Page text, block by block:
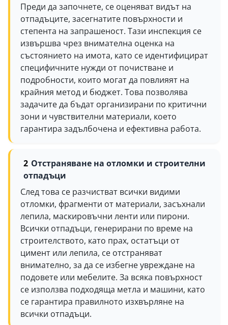
Преди да започнете, се оценяват видът на
отпадъците, засегнатите повърхности и
степента на запрашеност. Тази инспекция се
извършва чрез внимателна оценка на
състоянието на имота, като се идентифицират
специфичните нужди от почистване и
подробности, които могат да повлияят на
крайния метод и бюджет. Това позволява
задачите да бъдат организирани по критични
зони и чувствителни материали, което
гарантира задълбочена и ефективна работа.
Отстраняване на отломки и строителни
отпадъци
След това се разчистват всички видими
отломки, фрагменти от материали, засъхнали
лепила, маскировъчни ленти или пирони.
Всички отпадъци, генерирани по време на
строителството, като прах, остатъци от
цимент или лепила, се отстраняват
внимателно, за да се избегне увреждане на
подовете или мебелите. За всяка повърхност
се използва подходяща метла и машини, като
се гарантира правилното изхвърляне на
всички отпадъци.